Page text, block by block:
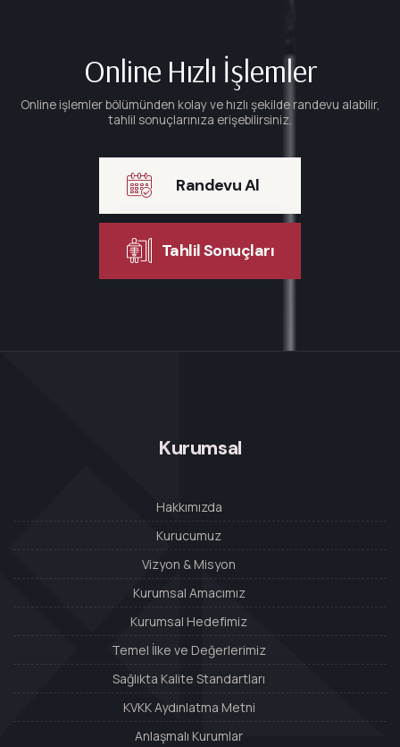
Online Hızlı İşlemler
Online işlemler bölümünden kolay ve hızlı şekilde randevu alabilir,
tahlil sonuçlarınıza erişebilirsiniz.
Randevu Al
Tahlil Sonuçları
Kurumsal
Hakkımızda
Kurucumuz
Vizyon & Misyon
Kurumsal Amacımız
Kurumsal Hedefimiz
Temel İlke ve Değerlerimiz
Sağlıkta Kalite Standartları
KVKK Aydınlatma Metni
Anlaşmalı Kurumlar